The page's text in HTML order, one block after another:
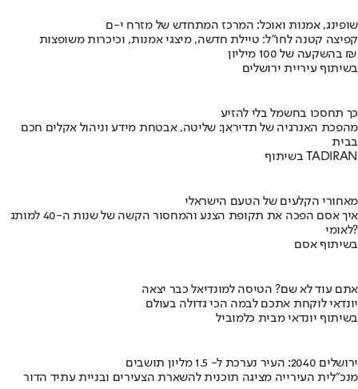
שופינג, אמנות ואוכל: המרכז המתחדש של מזרח י-ם
קפיצה קטנה לחו"ל: טיילת חדשה, מיצגי אמנות, וכיכרות משופצות
בהשקעה של 100 מיליון ₪
בשיתוף עיריית ירושלים
כך תחסכו בחשמל בלי להזיע
מהפכת האנרגיה של תדיראן: שליטה, אבטחת מידע וניהול אקלים חכם
בבית
בשיתוף TADIRAN
מאחורי הקלעים של הטעם הישראלי
איך אסם הפכה את תקופת הצנע והמחסור הקשה של שנות ה-40 למותג
לאומי?
בשיתוף אסם
אתם עוד לא שם? הטיסה למונדיאל כבר יצאה
יונדאי לוקחת אתכם לבמה הכי גדולה בעולם
בשיתוף יונדאי מבית כלמוביל
ירושלים 2040: העיר נערכת ל- 1.5 מליון תושבים
מנכ"לית העירייה מציגה תוכנית להשארת הצעירים ובניית עתיד הדור